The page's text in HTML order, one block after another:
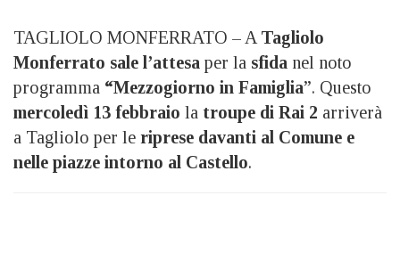
TAGLIOLO MONFERRATO – A Tagliolo
Monferrato sale l’attesa per la sfida nel noto
programma “Mezzogiorno in Famiglia”. Questo
mercoledì 13 febbraio la troupe di Rai 2 arriverà
a Tagliolo per le riprese davanti al Comune e
nelle piazze intorno al Castello.